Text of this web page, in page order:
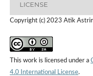
LICENSE
Copyright (c) 2023 Atik
This work is licensed under a
4.0 International License.